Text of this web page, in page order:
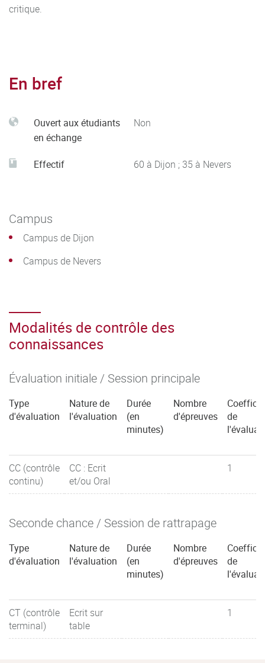
critique.
En bref
Ouvert aux étudiants
en échange
Non
Effectif 60 à Dijon ; 35 à Nevers
Campus
Campus de Dijon
Campus de Nevers
Modalités de contrôle des
connaissances
Évaluation initiale / Session principale
Type
d'évaluation
Nature de
l'évaluation
Durée
(en
minutes)
Nombre
d'épreuves
de
CC (contrôle
continu)
CC : Ecrit
et/ou Oral
1
Seconde chance / Session de rattrapage
Type
d'évaluation
Nature de
l'évaluation
Durée
(en
minutes)
Nombre
d'épreuves
de
CT (contrôle
terminal)
Ecrit sur
table
1